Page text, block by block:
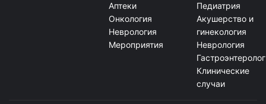
Аптеки
Онкология
Неврология
Мероприятия
Педиатрия
Акушерство и
гинекология
Неврология
Клинические
случаи